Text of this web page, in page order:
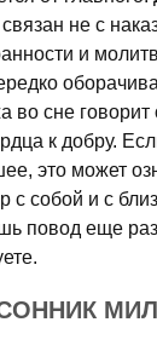
связан не с
и
во сне говорит
к добру.
это может
с собой и с
повод еще